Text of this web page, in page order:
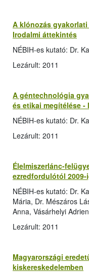
A klónozás
Irodalmi áttekintés
NÉBIH-es kutató: Dr.
Lezárult: 2011
A géntechnológia
és etikai megítélése
NÉBIH-es kutató: Dr.
Lezárult: 2011
Élelmiszerlánc-
ezredfordulótól 2009-
NÉBIH-es kutató: Dr.
Mária, Dr. Mészáros
Anna, Vásárhelyi
Lezárult: 2011
Magyarországi
kiskereskedelemben